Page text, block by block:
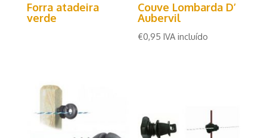
Forra atadeira
verde
Couve Lombarda D’
Aubervil
€0,95 IVA incluído